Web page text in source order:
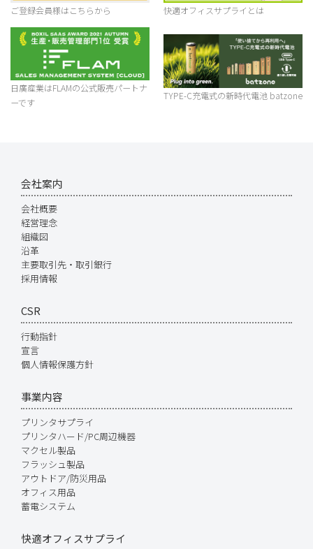
ご登録会員様はこちらから 快適オフィスサプライとは
日廣産業はFLAMの公式販売パートナ
ーです
TYPE-C充電式の新時代電池 batzone
会社案内
会社概要
経営理念
組織図
沿革
主要取引先・取引銀行
採用情報
CSR
行動指針
宣言
個人情報保護方針
事業内容
プリンタサプライ
プリンタハード/PC周辺機器
マクセル製品
フラッシュ製品
アウトドア/防災用品
オフィス用品
蓄電システム
快適オフィスサプライ